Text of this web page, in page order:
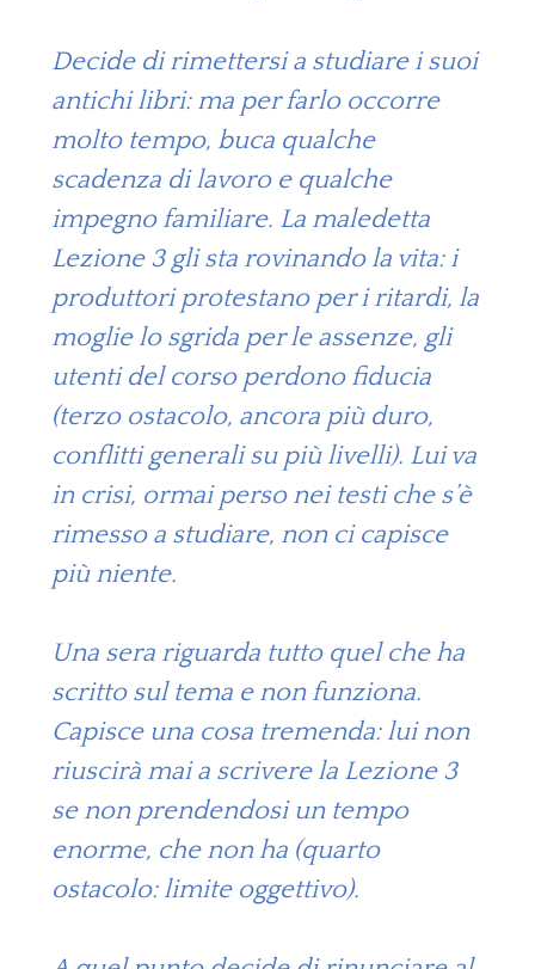
Decide di rimettersi a studiare i suoi
antichi libri: ma per farlo occorre
molto tempo, buca qualche
scadenza di lavoro e qualche
impegno familiare. La maledetta
Lezione 3 gli sta rovinando la vita: i
produttori protestano per i ritardi, la
moglie lo sgrida per le assenze, gli
utenti del corso perdono fiducia
(terzo ostacolo, ancora più duro,
conflitti generali su più livelli). Lui va
in crisi, ormai perso nei testi che s’è
rimesso a studiare, non ci capisce
più niente.
Una sera riguarda tutto quel che ha
scritto sul tema e non funziona.
Capisce una cosa tremenda: lui non
riuscirà mai a scrivere la Lezione 3
se non prendendosi un tempo
enorme, che non ha (quarto
ostacolo: limite oggettivo).